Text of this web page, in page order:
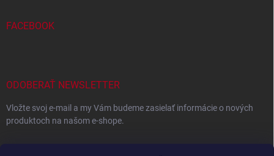
FACEBOOK
ODOBERAŤ NEWSLETTER
Vložte svoj e-mail a my Vám budeme zasielať informácie o nových
produktoch na našom e-shope.